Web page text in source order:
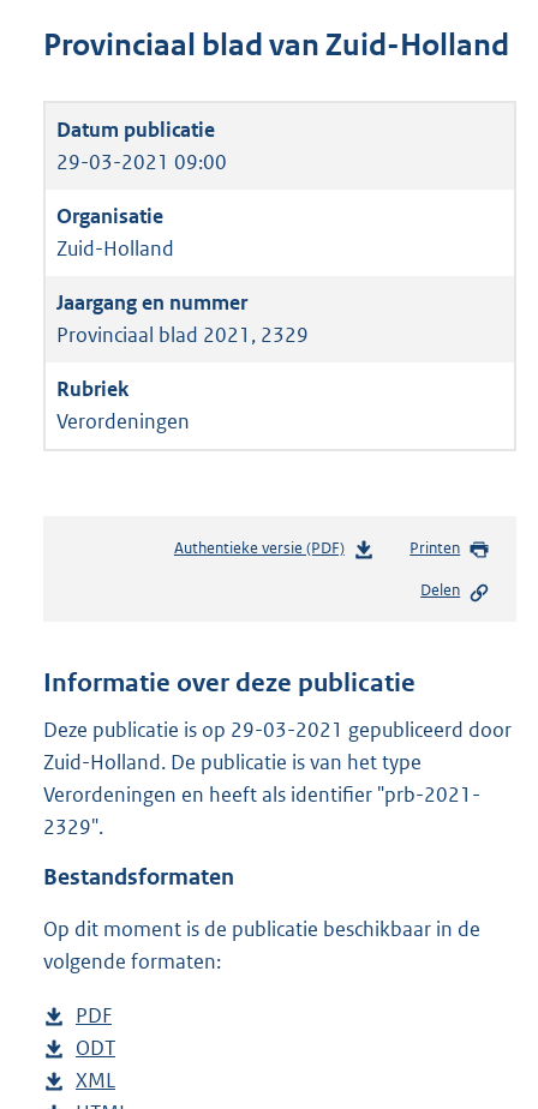
Provinciaal blad van Zuid-Holland
29-03-2021 09:00
Zuid-Holland
Provinciaal blad 2021, 2329
Verordeningen
Authentieke versie (PDF)b
n
s
g
r
o
:
Printen
Delen
Informatie over deze publicatie
Deze publicatie is op 29-03-2021 gepubliceerd door
Zuid-Holland. De publicatie is van het type
Verordeningen en heeft als identifier "prb-2021-
2329".
Bestandsformaten
Op dit moment is de publicatie beschikbaar in de
volgende formaten:
D
o
w
PDF
e
s
D
o
ODT
D
XML